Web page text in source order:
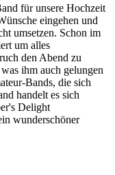
für unsere Hochzeit
eingehen und
umsetzen. Schon im
um alles
den Abend zu
ihm auch gelungen
Bands, die sich
handelt es sich
Delight
wunderschöner